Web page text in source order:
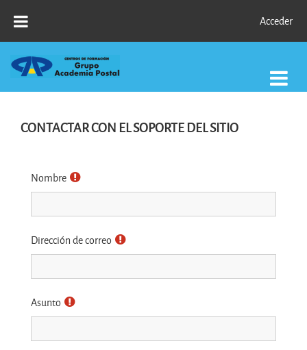
Acceder
CONTACTAR CON EL SOPORTE DEL SITIO
Nombre
Dirección de correo
Asunto